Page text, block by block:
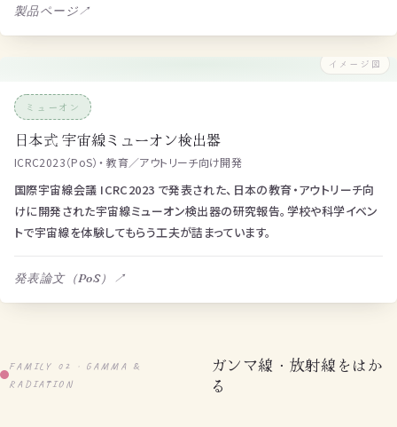
製品ページ↗
イメージ図
ミューオン
日本式 宇宙線ミューオン検出器
ICRC2023（PoS）・ 教育／アウトリーチ向け開発
国際宇宙線会議 ICRC2023 で発表された、日本の教育・アウトリーチ向
けに開発された宇宙線ミューオン検出器の研究報告。学校や科学イベン
トで宇宙線を体験してもらう工夫が詰まっています。
発表論文（PoS） ↗
FAMILY 02 · GAMMA &
RADIATION
ガンマ線・放射線をはか
る